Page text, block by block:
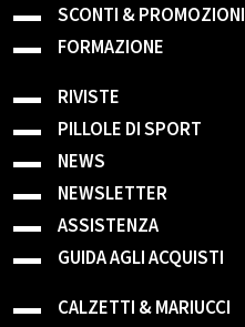
SCONTI & PROMOZIONI
FORMAZIONE
RIVISTE
PILLOLE DI SPORT
NEWS
NEWSLETTER
ASSISTENZA
GUIDA AGLI ACQUISTI
CALZETTI & MARIUCCI